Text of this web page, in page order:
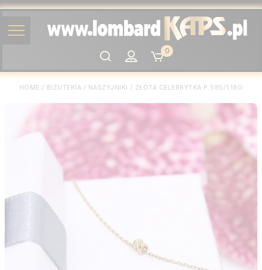
Szukaj
0
HOME / BIŻUTERIA / NASZYJNIKI / ZŁOTA CELEBRYTKA P.585/1,18G